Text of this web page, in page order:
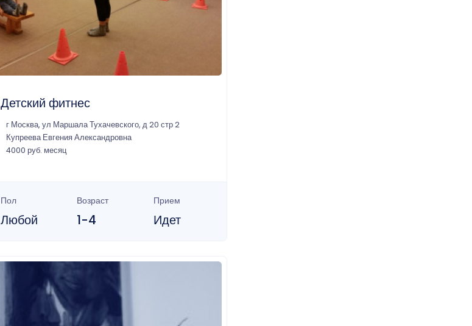
Детский фитнес
г Москва, ул Маршала Тухачевского, д 20 стр 2
Купреева Евгения Александровна
4000 руб. месяц
Пол
Любой
Возраст
1-4
Прием
Идет